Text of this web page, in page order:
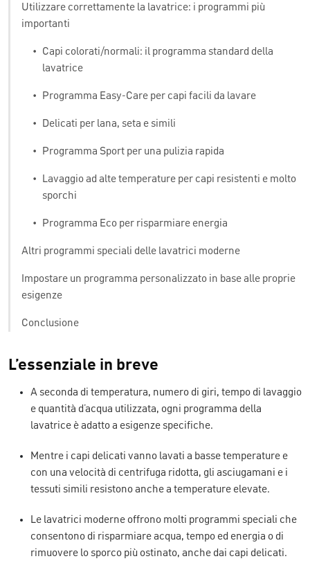
Utilizzare correttamente la lavatrice: i programmi più
importanti
•
Capi colorati/normali: il programma standard della
lavatrice
• Programma Easy-Care per capi facili da lavare
• Delicati per lana, seta e simili
• Programma Sport per una pulizia rapida
•
Lavaggio ad alte temperature per capi resistenti e molto
sporchi
• Programma Eco per risparmiare energia
Altri programmi speciali delle lavatrici moderne
Impostare un programma personalizzato in base alle proprie
esigenze
Conclusione
L’essenziale in breve
A seconda di temperatura, numero di giri, tempo di lavaggio
e quantità d’acqua utilizzata, ogni programma della
lavatrice è adatto a esigenze specifiche.
Mentre i capi delicati vanno lavati a basse temperature e
con una velocità di centrifuga ridotta, gli asciugamani e i
tessuti simili resistono anche a temperature elevate.
Le lavatrici moderne offrono molti programmi speciali che
consentono di risparmiare acqua, tempo ed energia o di
rimuovere lo sporco più ostinato, anche dai capi delicati.